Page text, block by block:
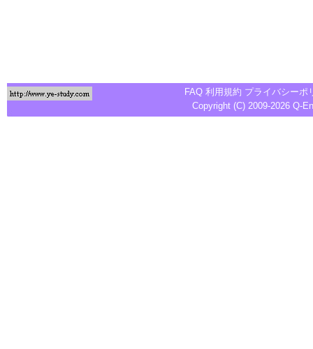
FAQ 利用規約 プライバシーポ
Copyright (C) 2009-2026 Q-